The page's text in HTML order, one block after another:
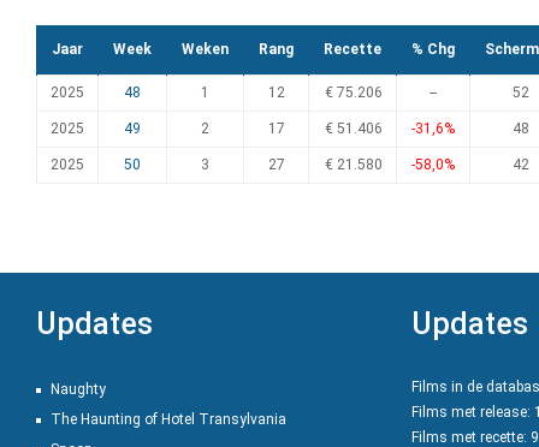
Jaar Week Weken Rang Recette % Chg
2025 48 1 12 € 75.206 -- 52
2025 49 2 17 € 51.406 -31,6% 48
2025 50 3 27 € 21.580 -58,0% 42
Updates
Naughty
The Haunting of Hotel Transylvania
Updates
Films in de
Films met release:
Films met recette: